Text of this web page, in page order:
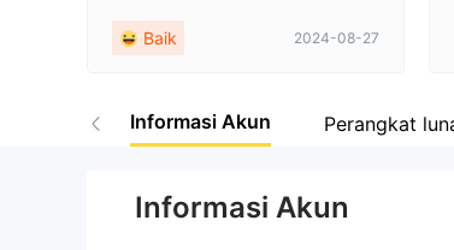
epat daripada yang lain, saya me
dan tidak ada penarikan yang ter
tunda.
Baik 2024-08-27
Informasi Akun Perangkat
Informasi Akun